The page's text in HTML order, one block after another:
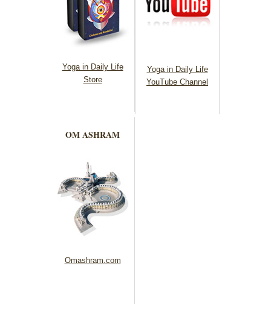
Yoga in Daily Life
Store
Yoga in Daily Life
YouTube Channel
OM ASHRAM
Omashram.com